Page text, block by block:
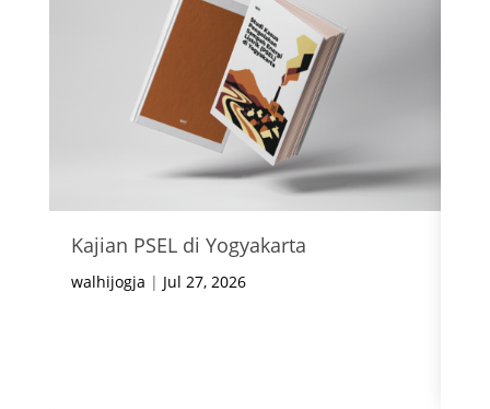
Kajian PSEL di Yogyakarta
walhijogja | Jul 27, 2026